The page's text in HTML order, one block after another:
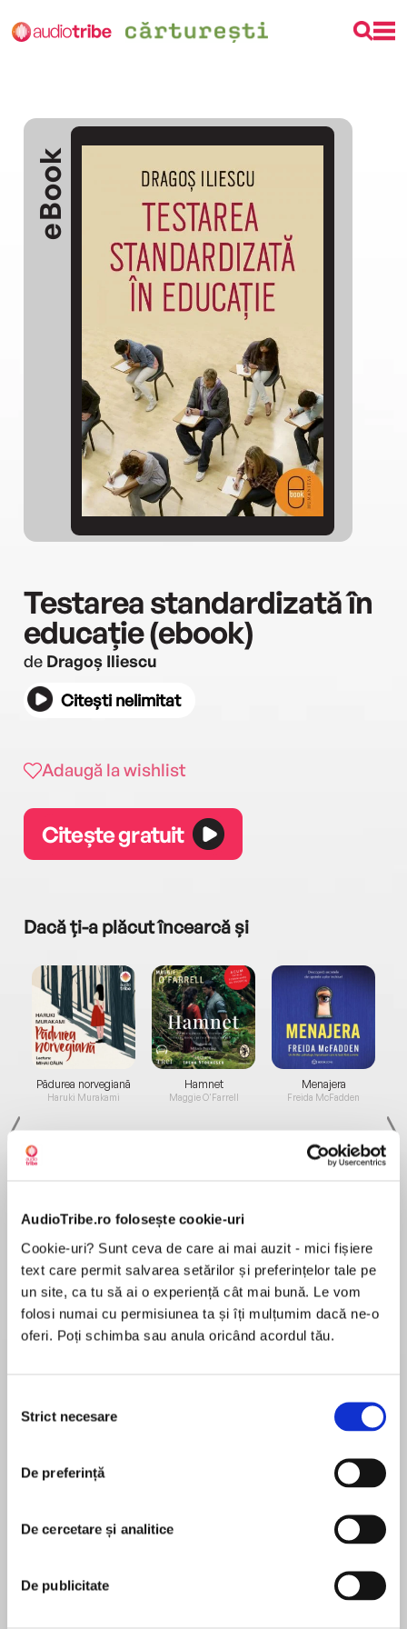
AudioTribe.ro folosește cookie-uri
Cookie-uri? Sunt ceva de care ai mai auzit - mici fișiere
text care permit salvarea setărilor și preferințelor tale pe
un site, ca tu să ai o experiență cât mai bună. Le vom
folosi numai cu permisiunea ta și îți mulțumim dacă ne-o
oferi. Poți schimba sau anula oricând acordul tău.
consimțământului
Strict necesare
De preferință
De cercetare și analitice
De publicitate
eBook
Testarea standardizată în
educație (ebook)
de Dragoș Iliescu
Citești nelimitat
Adaugă la wishlist
Citește gratuit
Dacă ți-a plăcut încearcă și
Pădurea norvegiană
Haruki Murakami
Elita de Argint (Elita
Hamnet
Maggie O'Farrell
Diavolul se îmbracă de
la...
Lauren Weisberger
Menajera
Freida McFadden
Migdală
Sohn Won-pyung
„Acelora care ar putea crede că testarea
ei, le recomandăm lucrarea distinsului profesor
captivantă și mai completă poveste a testării
scrisă vreodată pentru publicul larg, cu
În acest moment nu există recenzii